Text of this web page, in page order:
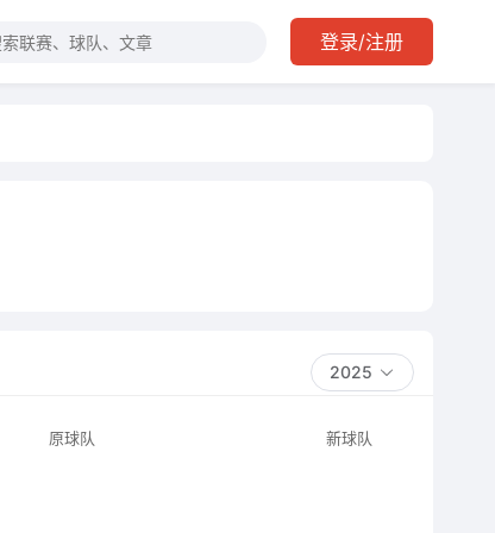
登录/注册
2025
原球队 新球队